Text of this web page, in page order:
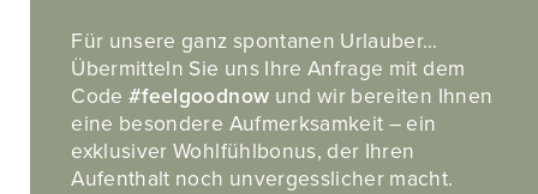
Für unsere ganz spontanen Urlauber…
Übermitteln Sie uns Ihre Anfrage mit dem
Code#feelgoodnow und wir bereiten Ihnen
eine besondere Aufmerksamkeit – ein
exklusiver Wohlfühlbonus, der Ihren
Aufenthalt noch unvergesslicher macht.